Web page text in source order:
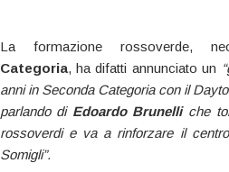
La formazione rossoverde,
Categoria, ha difatti annunciato un
anni in Seconda Categoria con il
parlando di Edoardo Brunelli che
rossoverdi e va a rinforzare il
Somigli”.